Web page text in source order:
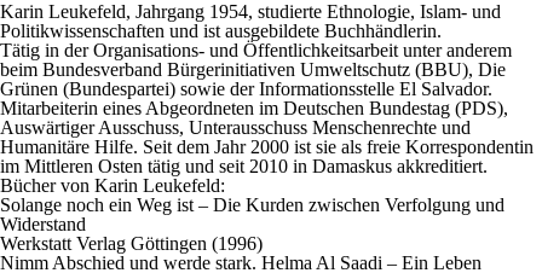
Karin Leukefeld, Jahrgang 1954, studierte Ethnologie, Islam- und
Politikwissenschaften und ist ausgebildete Buchhändlerin.
Tätig in der Organisations- und Öffentlichkeitsarbeit unter anderem
beim Bundesverband Bürgerinitiativen Umweltschutz (BBU), Die
Grünen (Bundespartei) sowie der Informationsstelle El Salvador.
Mitarbeiterin eines Abgeordneten im Deutschen Bundestag (PDS),
Auswärtiger Ausschuss, Unterausschuss Menschenrechte und
Humanitäre Hilfe. Seit dem Jahr 2000 ist sie als freie Korrespondentin
im Mittleren Osten tätig und seit 2010 in Damaskus akkreditiert.
Bücher von Karin Leukefeld:
Solange noch ein Weg ist – Die Kurden zwischen Verfolgung und
Widerstand
Werkstatt Verlag Göttingen (1996)
Nimm Abschied und werde stark. Helma Al Saadi – Ein Leben